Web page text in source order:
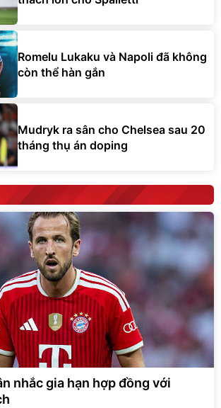
Romelu Lukaku và Napoli đã không
còn thể hàn gắn
Mudryk ra sân cho Chelsea sau 20
tháng thụ án doping
nhắc gia hạn hợp đồng với